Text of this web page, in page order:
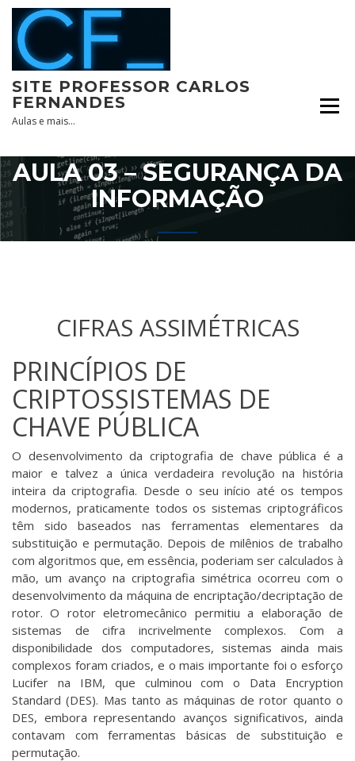
Skip
content
SITE PROFESSOR CARLOS
FERNANDES
Aulas e mais…
AULA 03 – SEGURANÇA DA
INFORMAÇÃO
CIFRAS ASSIMÉTRICAS
PRINCÍPIOS DE
CRIPTOSSISTEMAS DE
CHAVE PÚBLICA
O desenvolvimento da criptografia de chave pública é a
maior e talvez a única verdadeira revolução na história
inteira da criptografia. Desde o seu início até os tempos
modernos, praticamente todos os sistemas criptográficos
têm sido baseados nas ferramentas elementares da
substituição e permutação. Depois de milênios de trabalho
com algoritmos que, em essência, poderiam ser calculados à
mão, um avanço na criptografia simétrica ocorreu com o
desenvolvimento da máquina de encriptação/decriptação de
rotor. O rotor eletromecânico permitiu a elaboração de
sistemas de cifra incrivelmente complexos. Com a
disponibilidade dos computadores, sistemas ainda mais
complexos foram criados, e o mais importante foi o esforço
Lucifer na IBM, que culminou com o Data Encryption
Standard (DES). Mas tanto as máquinas de rotor quanto o
DES, embora representando avanços significativos, ainda
contavam com ferramentas básicas de substituição e
permutação.